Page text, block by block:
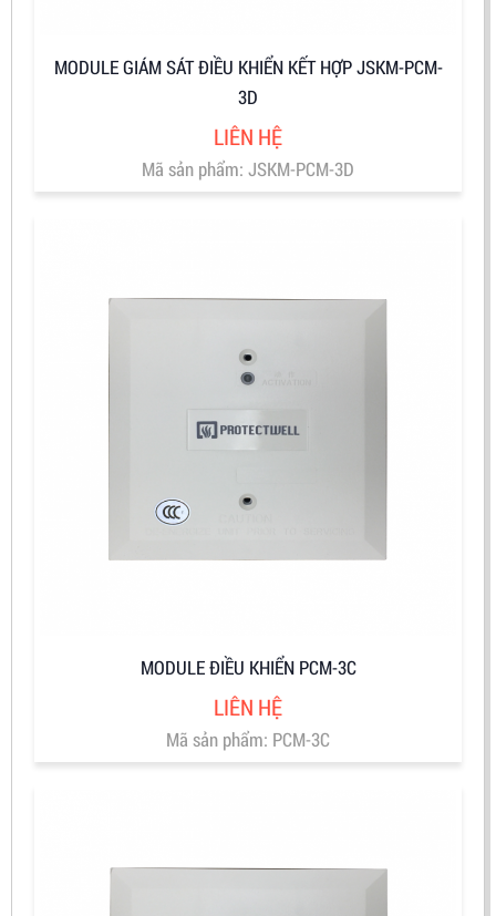
MODULE GIÁM SÁT ĐIỀU KHIỂN KẾT HỢP JSKM-PCM-
3D
LIÊN HỆ
Mã sản phẩm: JSKM-PCM-3D
MODULE ĐIỀU KHIỂN PCM-3C
LIÊN HỆ
Mã sản phẩm: PCM-3C